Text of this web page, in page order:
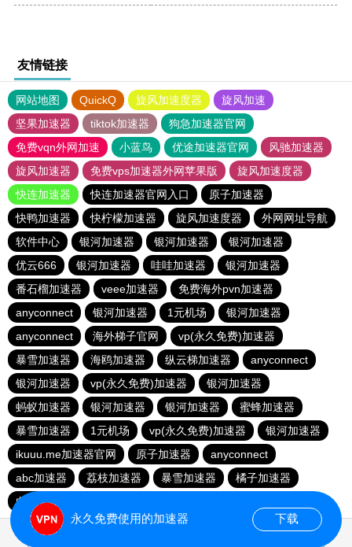
友情链接
网站地图 QuickQ 旋风加速度器
旋风加速
坚果加速器
tiktok加速器
狗急加速器官网
免费vqn外网加速
小蓝鸟 优途加速器官网
风驰加速器
旋风加速器
免费vps加速器外网苹果版
旋风加速度器
快连加速器
快连加速器官网入口
原子加速器
快鸭加速器
快柠檬加速器 旋风加速度器
外网网址导航
软件中心
银河加速器 银河加速器
银河加速器
优云666
银河加速器 哇哇加速器
银河加速器
番石榴加速器
veee加速器
免费海外pvn加速器
anyconnect
银河加速器 1元机场
银河加速器
anyconnect
海外梯子官网
vp(永久免费)加速器
暴雪加速器
海鸥加速器 纵云梯加速器
anyconnect
银河加速器
vp(永久免费)加速器
银河加速器
蚂蚁加速器
银河加速器 银河加速器
蜜蜂加速器
暴雪加速器
1元机场 vp(永久免费)加速器
银河加速器
ikuuu.me加速器官网
原子加速器
anyconnect
abc加速器
荔枝加速器 暴雪加速器
橘子加速器
白鲸加速器
永久免费使用的加速器 下载